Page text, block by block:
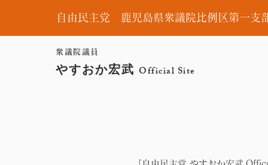
自由民主党 鹿児島県衆議院比例区第一支
衆議院議員
やすおか宏武 Official Site